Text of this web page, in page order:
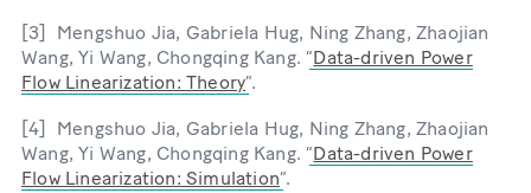
[3] Mengshuo Jia, Gabriela Hug, Ning Zhang, Zhaojian
Wang, Yi Wang, Chongqing Kang. “Data-driven Power
Flow Linearization: Theory”.
[4] Mengshuo Jia, Gabriela Hug, Ning Zhang, Zhaojian
Wang, Yi Wang, Chongqing Kang. “Data-driven Power
Flow Linearization: Simulation”.